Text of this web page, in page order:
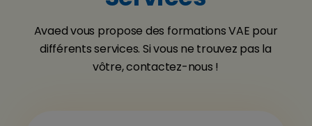
Avaed vous propose des formations VAE pour
différents services. Si vous ne trouvez pas la
vôtre, contactez-nous !